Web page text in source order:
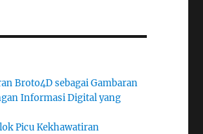
Broto4D sebagai Gambaran
Informasi Digital yang
Picu Kekhawatiran